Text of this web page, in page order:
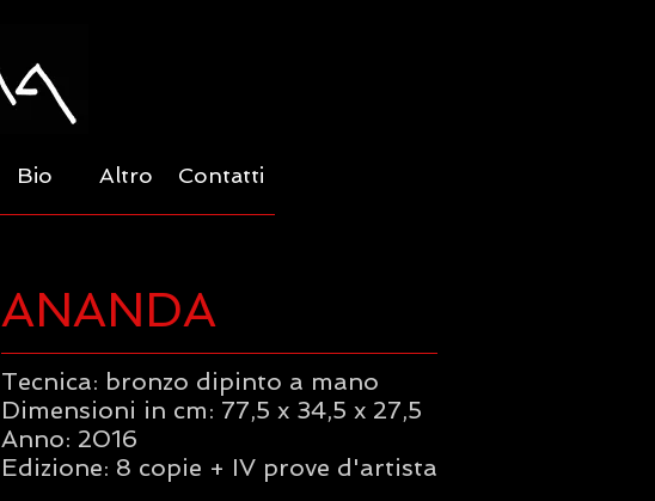
Bio Altro Contatti
ANANDA
Tecnica: bronzo dipinto a mano
Dimensioni in cm: 77,5 x 34,5 x 27,5
Anno: 2016
Edizione: 8 copie + IV prove d'artista